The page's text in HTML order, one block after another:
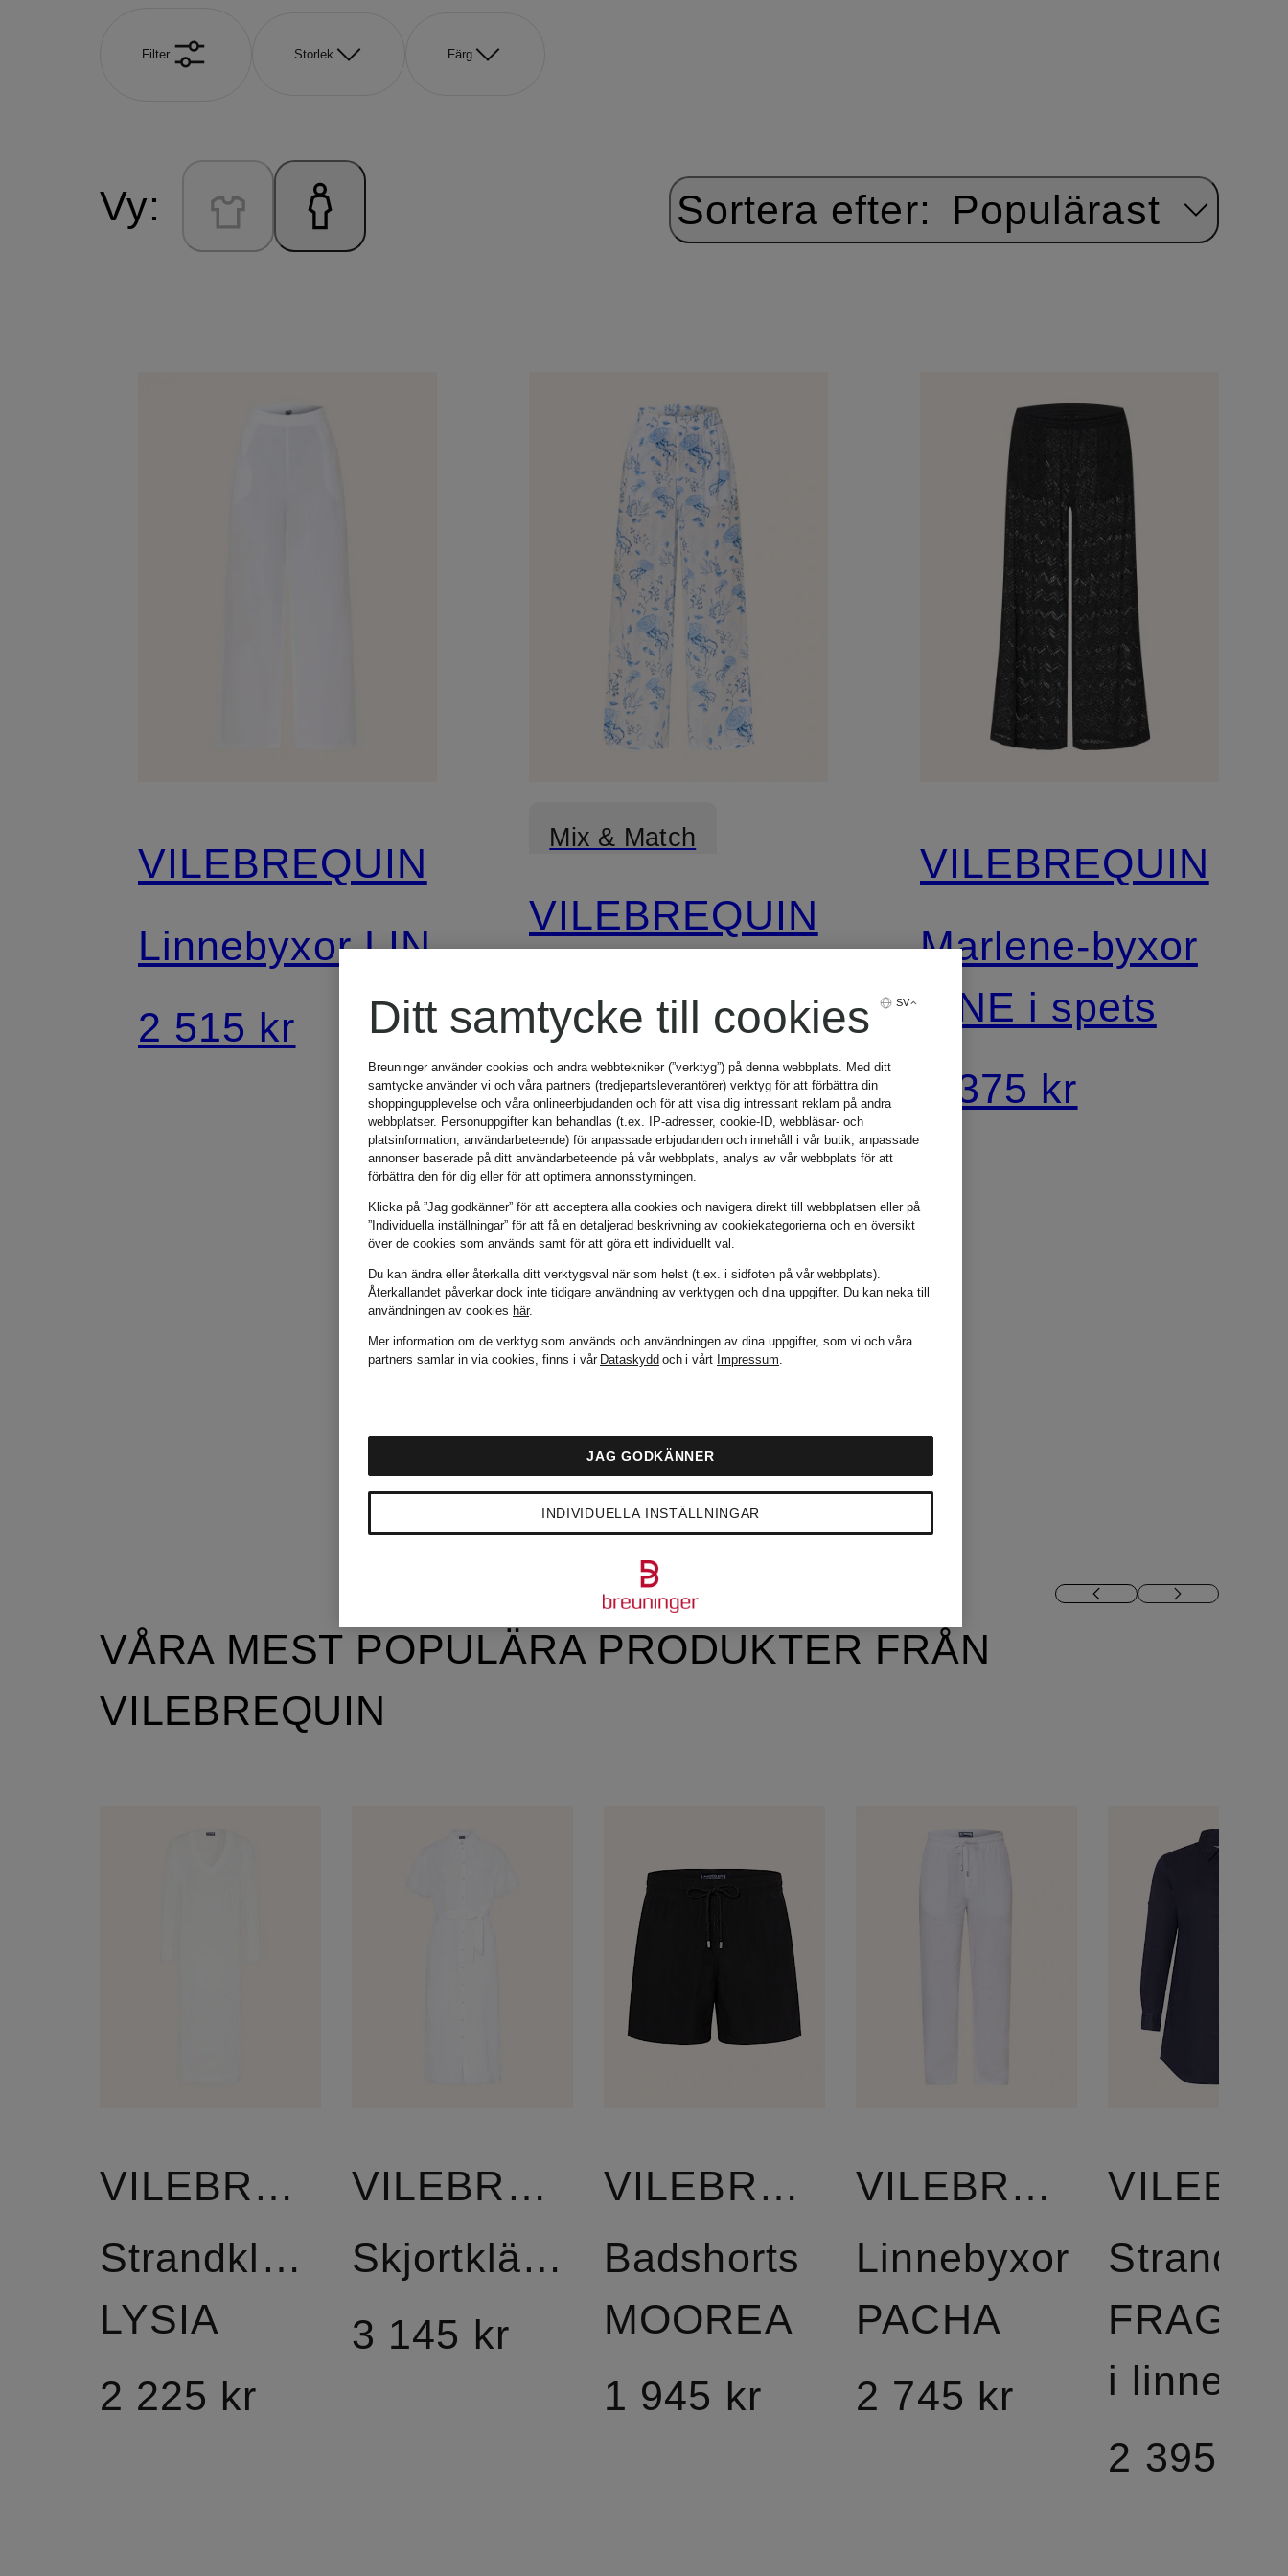
Filter Storlek Färg
Vy: Sortera efter: Populärast
VILEBREQUIN
Linnebyxor LIN
2 515 kr
Mix & Match
VILEBREQUIN
Marlene-byxor
LINE MEDUSA
AND SHELLS
3 655 kr
VILEBREQUIN
Marlene-byxor
LINE i spets
3 375 kr
VÅRA MEST POPULÄRA PRODUKTER FRÅN
VILEBREQUIN
VILEBREQUIN
Strandklänning
LYSIA
2 225 kr
VILEBREQUIN
Skjortklänning
3 145 kr
VILEBREQUIN
Badshorts
MOOREA
1 945 kr
VILEBREQUIN
Linnebyxor
PACHA
2 745 kr
i linne
2 395 kr
SV
Ditt samtycke till cookies
Breuninger använder cookies och andra webbtekniker (”verktyg”) på denna webbplats. Med ditt
samtycke använder vi och våra partners (tredjepartsleverantörer) verktyg för att förbättra din
shoppingupplevelse och våra onlineerbjudanden och för att visa dig intressant reklam på andra
webbplatser. Personuppgifter kan behandlas (t.ex. IP-adresser, cookie-ID, webbläsar- och
platsinformation, användarbeteende) för anpassade erbjudanden och innehåll i vår butik, anpassade
annonser baserade på ditt användarbeteende på vår webbplats, analys av vår webbplats för att
förbättra den för dig eller för att optimera annonsstyrningen.
Klicka på ”Jag godkänner” för att acceptera alla cookies och navigera direkt till webbplatsen eller på
”Individuella inställningar” för att få en detaljerad beskrivning av cookiekategorierna och en översikt
över de cookies som används samt för att göra ett individuellt val.
Du kan ändra eller återkalla ditt verktygsval när som helst (t.ex. i sidfoten på vår webbplats).
Återkallandet påverkar dock inte tidigare användning av verktygen och dina uppgifter. Du kan neka till
användningen av cookies här.
Mer information om de verktyg som används och användningen av dina uppgifter, som vi och våra
partners samlar in via cookies, finns i vår Dataskydd och i vårt Impressum.
INDIVIDUELLA INSTÄLLNINGAR
JAG GODKÄNNER